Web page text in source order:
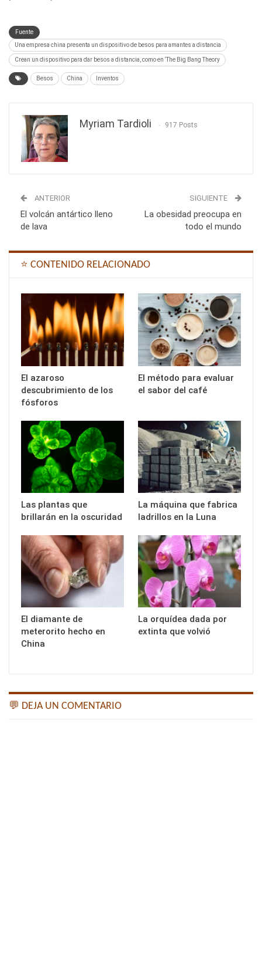
Fuente
Una empresa china presenta un dispositivo de besos para amantes a distancia
Crean un dispositivo para dar besos a distancia, como en ‘The Big Bang Theory
Besos China Inventos
Myriam Tardioli 917 Posts
ANTERIOR
El volcán antártico lleno
de lava
SIGUIENTE
La obesidad preocupa en
todo el mundo
⭐ CONTENIDO RELACIONADO
El azaroso
descubrimiento de los
fósforos
El método para evaluar
el sabor del café
Las plantas que
brillarán en la oscuridad
La máquina que fabrica
ladrillos en la Luna
El diamante de
meterorito hecho en
China
La orquídea dada por
extinta que volvió
💬 DEJA UN COMENTARIO